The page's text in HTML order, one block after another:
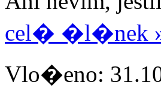
cel� �l�nek
Vlo�eno: